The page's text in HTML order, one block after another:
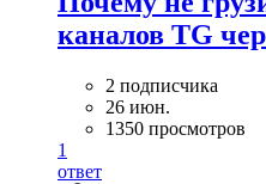
каналов TG
2 подписчика
26 июн.
1350 просмотров
1
ответ